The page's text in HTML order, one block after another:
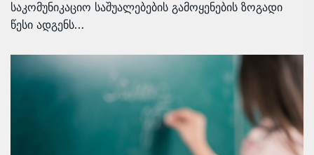
საკომუნიკაციო საშუალებების გამოყენების ზოგადი
წესი ადგენს…